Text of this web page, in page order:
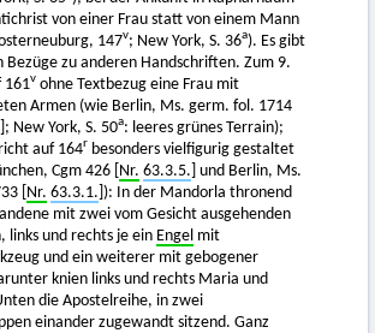
von einer Frau statt von einem Mann
147v; New York, S. 36a). Es gibt
Bezüge zu anderen Handschriften. Zum 9.
161v ohne Textbezug eine Frau mit
Armen (wie Berlin, Ms. germ. fol. 1714
]; New York, S. 50a: leeres grünes Terrain);
auf 164r besonders vielfigurig gestaltet
Cgm 426 [ Nr. 63.3.5. ] und Berlin, Ms.
[ Nr. 63.3.1. ]): In der Mandorla thronend
mit zwei vom Gesicht ausgehenden
links und rechts je ein Engel mit
und ein weiterer mit gebogener
knien links und rechts Maria und
die Apostelreihe, in zwei
einander zugewandt sitzend. Ganz